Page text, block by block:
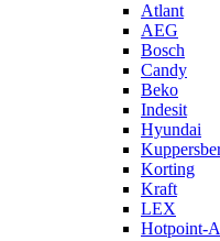
Atlant
AEG
Bosch
Candy
Beko
Indesit
Hyundai
Korting
Kraft
LEX
Hotpoint-